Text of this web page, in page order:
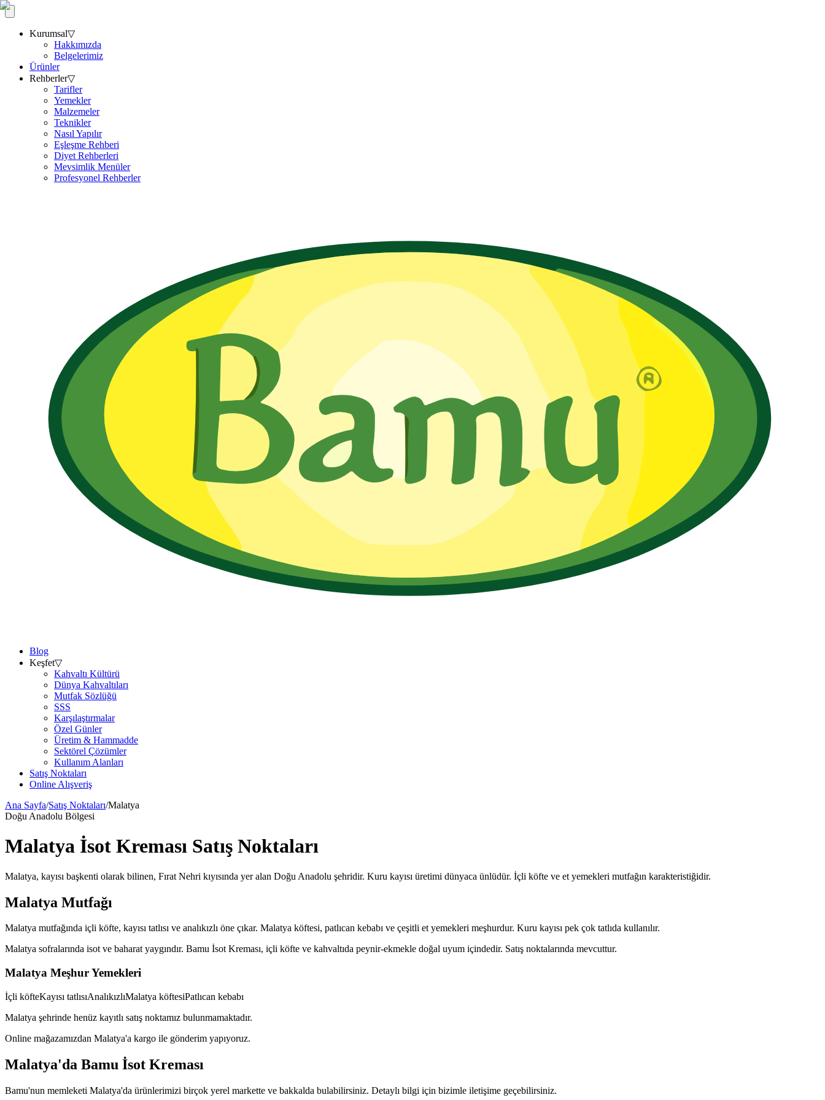
Kurumsal▽
Hakkımızda
Belgelerimiz
Ürünler
Rehberler▽
Tarifler
Yemekler
Malzemeler
Teknikler
Nasıl Yapılır
Eşleşme Rehberi
Diyet Rehberleri
Mevsimlik Menüler
Profesyonel Rehberler
Blog
Keşfet▽
Kahvaltı Kültürü
Dünya Kahvaltıları
Mutfak Sözlüğü
SSS
Karşılaştırmalar
Özel Günler
Üretim & Hammadde
Sektörel Çözümler
Kullanım Alanları
Satış Noktaları
Online Alışveriş
Ana Sayfa/Satış Noktaları/Malatya
Doğu Anadolu Bölgesi
Malatya İsot Kreması Satış Noktaları
Malatya, kayısı başkenti olarak bilinen, Fırat Nehri kıyısında yer alan Doğu Anadolu şehridir. Kuru kayısı üretimi dünyaca ünlüdür. İçli köfte ve et yemekleri mutfağın karakteristiğidir.
Malatya Mutfağı
Malatya mutfağında içli köfte, kayısı tatlısı ve analıkızlı öne çıkar. Malatya köftesi, patlıcan kebabı ve çeşitli et yemekleri meşhurdur. Kuru kayısı pek çok tatlıda kullanılır.
Malatya sofralarında isot ve baharat yaygındır. Bamu İsot Kreması, içli köfte ve kahvaltıda peynir-ekmekle doğal uyum içindedir. Satış noktalarında mevcuttur.
Malatya Meşhur Yemekleri
İçli köfteKayısı tatlısıAnalıkızlıMalatya köftesiPatlıcan kebabı
Malatya şehrinde henüz kayıtlı satış noktamız bulunmamaktadır.
Online mağazamızdan Malatya'a kargo ile gönderim yapıyoruz.
Malatya'da Bamu İsot Kreması
Bamu'nun memleketi Malatya'da ürünlerimizi birçok yerel markette ve bakkalda bulabilirsiniz. Detaylı bilgi için bizimle iletişime geçebilirsiniz.